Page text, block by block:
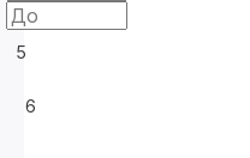
5
6